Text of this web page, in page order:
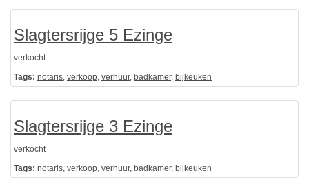
Slagtersrijge 5 Ezinge
verkocht
Tags: notaris, verkoop, verhuur, badkamer, bijkeuken
Slagtersrijge 3 Ezinge
verkocht
Tags: notaris, verkoop, verhuur, badkamer, bijkeuken